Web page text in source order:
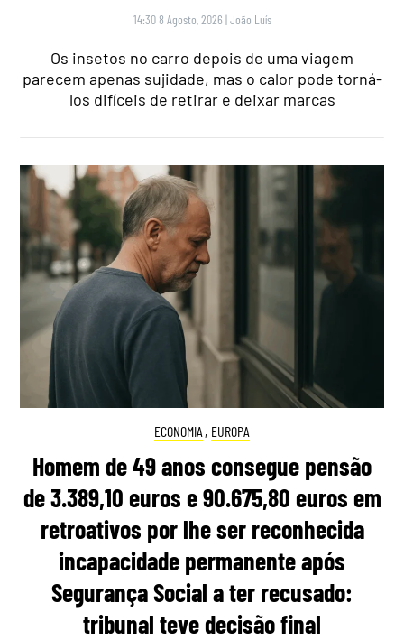
14:30 8 Agosto, 2026 |João Luís
Os insetos no carro depois de uma viagem
parecem apenas sujidade, mas o calor pode torná-
los difíceis de retirar e deixar marcas
ECONOMIA , EUROPA
Homem de 49 anos consegue pensão
de 3.389,10 euros e 90.675,80 euros em
retroativos por lhe ser reconhecida
incapacidade permanente após
Segurança Social a ter recusado:
tribunal teve decisão final